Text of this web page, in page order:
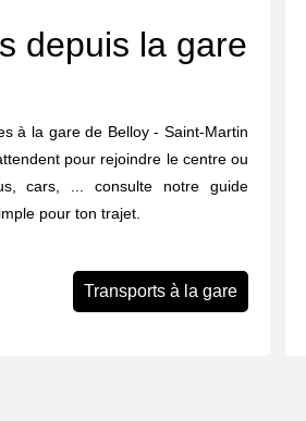
depuis la gare
à la gare de Belloy - Saint-Martin
pour rejoindre le centre ou
cars, ... consulte notre guide
pour ton trajet.
Transports à la gare